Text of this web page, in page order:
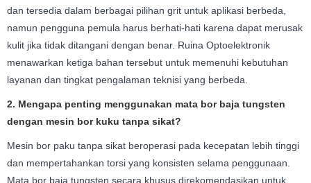
dan tersedia dalam berbagai pilihan grit untuk aplikasi berbeda,
namun pengguna pemula harus berhati-hati karena dapat merusak
kulit jika tidak ditangani dengan benar. Ruina Optoelektronik
menawarkan ketiga bahan tersebut untuk memenuhi kebutuhan
layanan dan tingkat pengalaman teknisi yang berbeda.
2. Mengapa penting menggunakan mata bor baja tungsten
dengan mesin bor kuku tanpa sikat?
Mesin bor paku tanpa sikat beroperasi pada kecepatan lebih tinggi
dan mempertahankan torsi yang konsisten selama penggunaan.
Mata bor baja tungsten secara khusus direkomendasikan untuk